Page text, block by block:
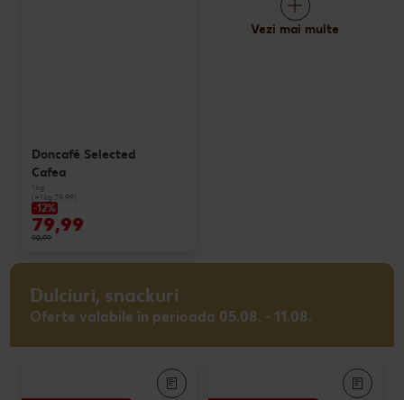
Doncafé Selected
Cafea
1 kg
(=1 kg 79.99)
-12%
79,99
90,99
Vezi mai multe
Dulciuri, snackuri
Oferte valabile în perioada 05.08. - 11.08.